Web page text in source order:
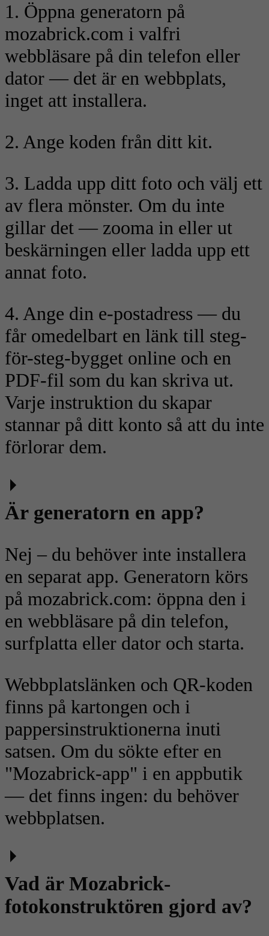
1. Öppna generatorn på
mozabrick.com i valfri
webbläsare på din telefon eller
dator — det är en webbplats,
inget att installera.
2. Ange koden från ditt kit.
3. Ladda upp ditt foto och välj ett
av flera mönster. Om du inte
gillar det — zooma in eller ut
beskärningen eller ladda upp ett
annat foto.
4. Ange din e-postadress — du
får omedelbart en länk till steg-
för-steg-bygget online och en
PDF-fil som du kan skriva ut.
Varje instruktion du skapar
stannar på ditt konto så att du inte
förlorar dem.
Är generatorn en app?
Nej – du behöver inte installera
en separat app. Generatorn körs
på mozabrick.com: öppna den i
en webbläsare på din telefon,
surfplatta eller dator och starta.
Webbplatslänken och QR-koden
finns på kartongen och i
pappersinstruktionerna inuti
satsen. Om du sökte efter en
"Mozabrick-app" i en appbutik
— det finns ingen: du behöver
webbplatsen.
Vad är Mozabrick-
fotokonstruktören gjord av?